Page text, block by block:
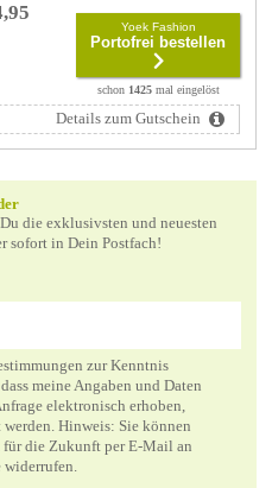
Yoek Fashion
Portofrei bestellen
schon 1425mal eingelöst
Details zum Gutschein
die exklusivsten und neuesten
sofort in Dein Postfach!
zur Kenntnis
meine Angaben und Daten
elektronisch erhoben,
Hinweis: Sie können
die Zukunft per E-Mail an
widerrufen.